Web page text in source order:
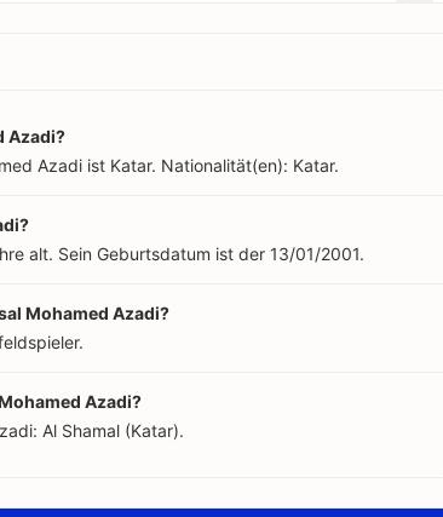
Azadi?
Azadi ist Katar. Nationalität(en): Katar.
alt. Sein Geburtsdatum ist der 13/01/2001.
Mohamed Azadi?
Azadi?
Al Shamal (Katar).